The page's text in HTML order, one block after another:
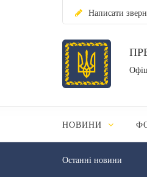
Написати
НОВИНИ
Останні новини